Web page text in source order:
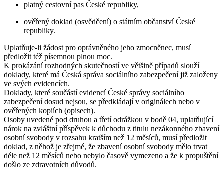
platný cestovní pas České republiky,
ověřený doklad (osvědčení) o státním občanství České
republiky.
Uplatňuje-li žádost pro oprávněného jeho zmocněnec, musí
předložit též písemnou plnou moc.
K prokázání rozhodných skutečností ve většině případů slouží
doklady, které má Česká správa sociálního zabezpečení již založeny
ve svých evidencích.
Doklady, které součástí evidencí České správy sociálního
zabezpečení dosud nejsou, se předkládají v originálech nebo v
ověřených kopiích (opisech).
Osoby uvedené pod druhou a třetí odrážkou v bodě 04, uplatňující
nárok na zvláštní příspěvek k důchodu z titulu nezákonného zbavení
osobní svobody v rozsahu kratším než 12 měsíců, musí předložit
doklad, z něhož je zřejmé, že zbavení osobní svobody mělo trvat
déle než 12 měsíců nebo nebylo časově vymezeno a že k propuštění
došlo ze zdravotních důvodů.